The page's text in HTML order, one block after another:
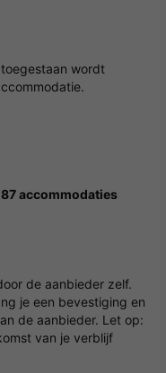
wordt
accommodaties
de aanbieder zelf.
je een bevestiging en
de aanbieder. Let op:
van je verblijf